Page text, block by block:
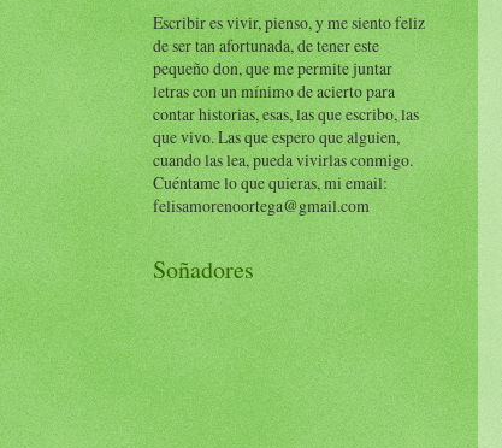
Escribir es vivir, pienso, y me siento feliz
de ser tan afortunada, de tener este
pequeño don, que me permite juntar
letras con un mínimo de acierto para
contar historias, esas, las que escribo, las
que vivo. Las que espero que alguien,
cuando las lea, pueda vivirlas conmigo.
Cuéntame lo que quieras, mi email:
felisamorenoortega@gmail.com
Soñadores